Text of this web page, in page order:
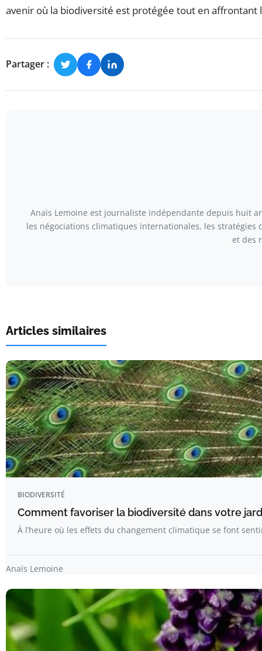
avenir où la biodiversité est protégée tout en
Partager :
Anaïs Lemoine est journaliste indépendante depuis huit
les négociations climatiques internationales, les
et des
Articles similaires
BIODIVERSITÉ
Comment favoriser la biodiversité dans votre
À l’heure où les effets du changement climatique se font
Anaïs Lemoine